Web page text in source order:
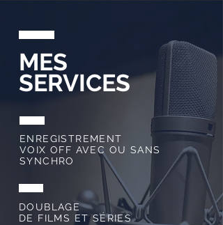
MES
SERVICES
ENREGISTREMENT
VOIX OFF AVEC OU SANS
SYNCHRO
DOUBLAGE
DE FILMS ET SÉRIES